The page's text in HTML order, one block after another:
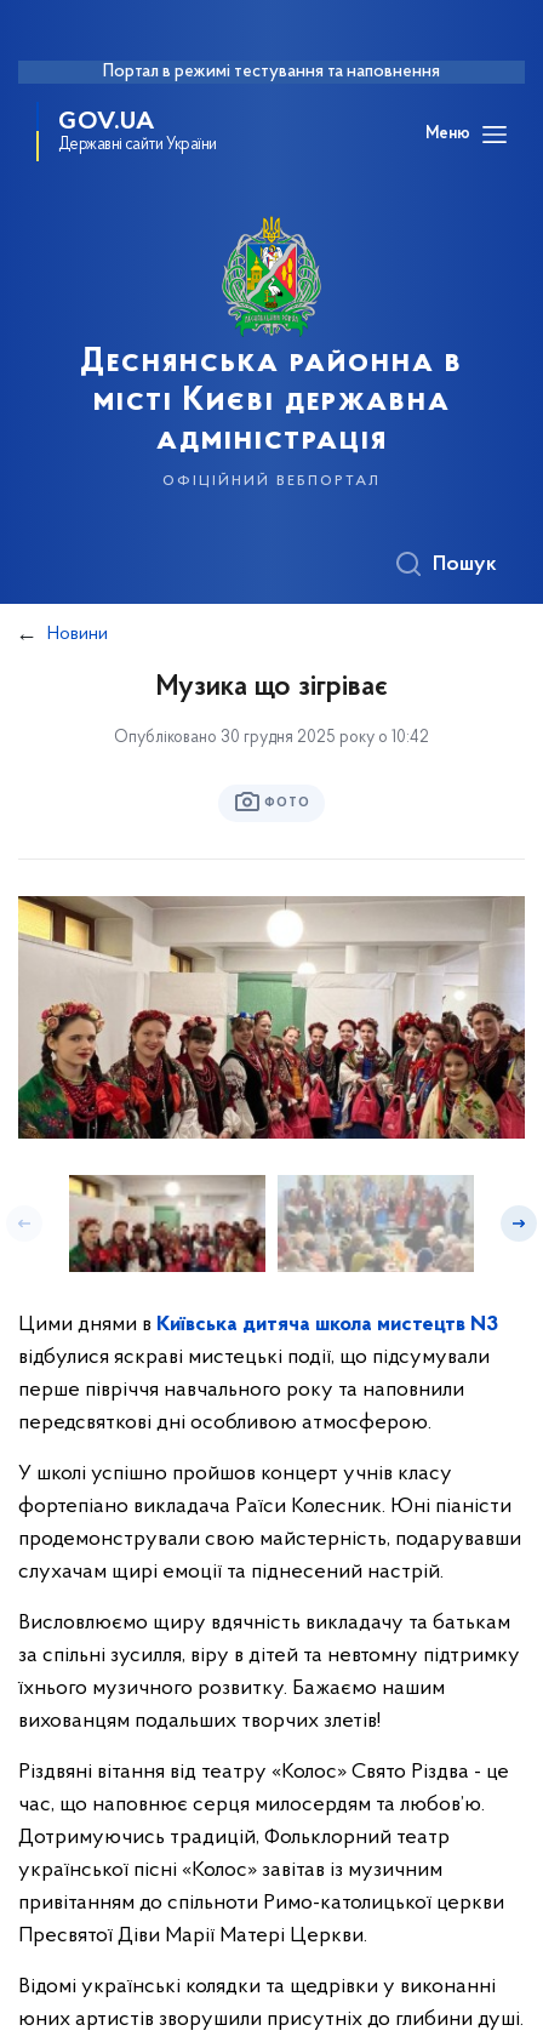
Портал в режимі тестування та наповнення
GOV.UA
Державні сайти України
Меню
Деснянська районна в
місті Києві державна
адміністрація
офіційний вебпортал
Пошук
Новини
Музика що зігріває
Опубліковано 30 грудня 2025 року о 10:42
ФОТО
Цими днями в Київська дитяча школа мистецтв N3
відбулися яскраві мистецькі події, що підсумували
перше півріччя навчального року та наповнили
передсвяткові дні особливою атмосферою.
У школі успішно пройшов концерт учнів класу
фортепіано викладача Раїси Колесник. Юні піаністи
продемонстрували свою майстерність, подарувавши
слухачам щирі емоції та піднесений настрій.
Висловлюємо щиру вдячність викладачу та батькам
за спільні зусилля, віру в дітей та невтомну підтримку
їхнього музичного розвитку. Бажаємо нашим
вихованцям подальших творчих злетів!
Різдвяні вітання від театру «Колос» Свято Різдва - це
час, що наповнює серця милосердям та любов’ю.
Дотримуючись традицій, Фольклорний театр
української пісні «Колос» завітав із музичним
привітанням до спільноти Римо-католицької церкви
Пресвятої Діви Марії Матері Церкви.
Відомі українські колядки та щедрівки у виконанні
юних артистів зворушили присутніх до глибини душі.